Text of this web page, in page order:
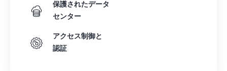
保護されたデータ
センター
アクセス制御と
認証